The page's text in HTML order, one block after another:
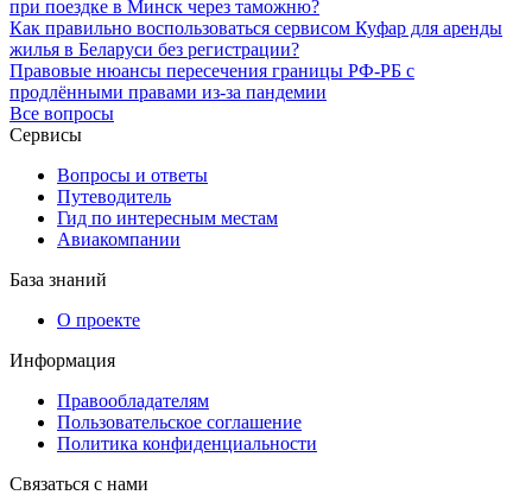
при поездке в Минск через таможню?
Как правильно воспользоваться сервисом Куфар для аренды
жилья в Беларуси без регистрации?
Правовые нюансы пересечения границы РФ-РБ с
продлёнными правами из-за пандемии
Все вопросы
Сервисы
Вопросы и ответы
Путеводитель
Гид по интересным местам
Авиакомпании
База знаний
О проекте
Информация
Правообладателям
Пользовательское соглашение
Политика конфиденциальности
Связаться с нами